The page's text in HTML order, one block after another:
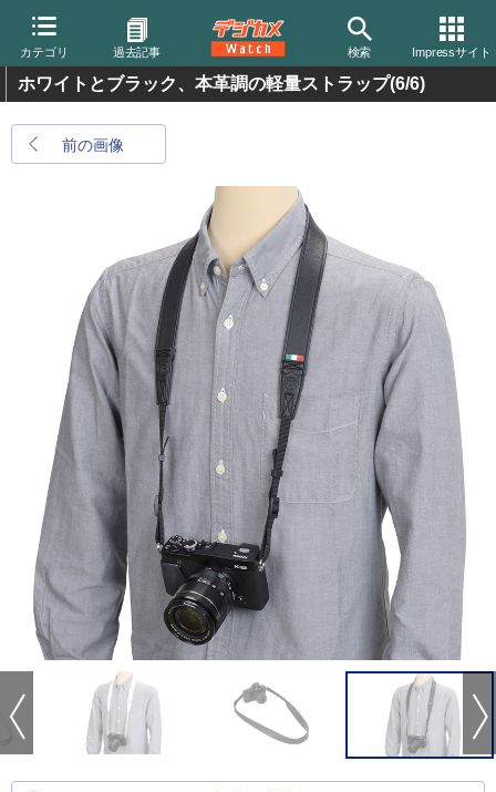
カテゴリ 過去記事 検索 Impressサイト
ホワイトとブラック、本革調の軽量ストラップ(6/6)
前の画像